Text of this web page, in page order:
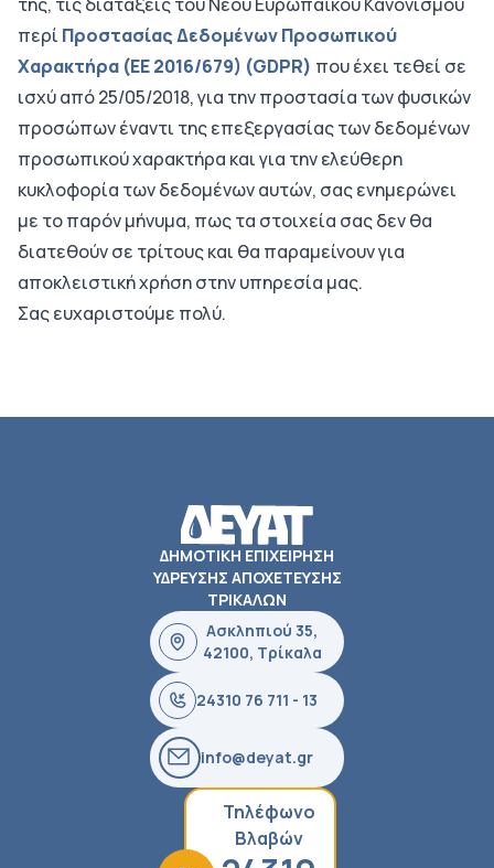
περί Προστασίας Δεδομένων Προσωπικού
Χαρακτήρα (ΕΕ 2016/679) (GDPR) που έχει τεθεί σε
ισχύ από 25/05/2018, για την προστασία των φυσικών
προσώπων έναντι της επεξεργασίας των δεδομένων
προσωπικού χαρακτήρα και για την ελεύθερη
κυκλοφορία των δεδομένων αυτών, σας ενημερώνει
με το παρόν μήνυμα, πως τα στοιχεία σας δεν θα
διατεθούν σε τρίτους και θα παραμείνουν για
αποκλειστική χρήση στην υπηρεσία μας.
Σας ευχαριστούμε πολύ.
ΔΗΜΟΤΙΚΗ ΕΠΙΧΕΙΡΗΣΗ
ΥΔΡΕΥΣΗΣ ΑΠΟΧΕΤΕΥΣΗΣ
ΤΡΙΚΑΛΩΝ
Ασκληπιού 35,
42100, Τρίκαλα
24310 76 711 - 13
info@deyat.gr
Τηλέφωνο
Βλαβών